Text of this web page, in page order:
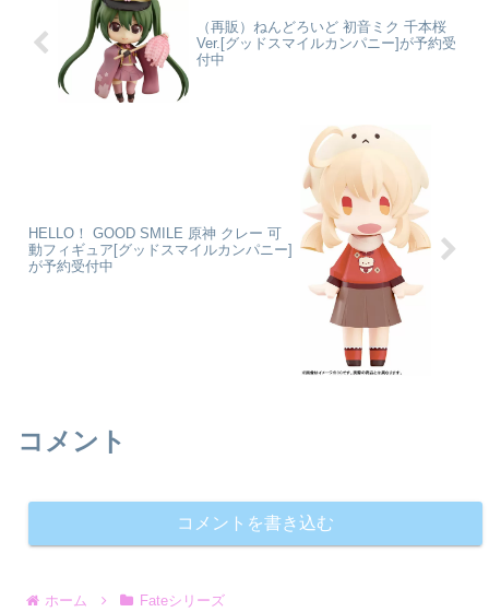
（再販）ねんどろいど 初音ミク 千本桜
Ver.[グッドスマイルカンパニー]が予約受
付中
HELLO！ GOOD SMILE 原神 クレー 可
動フィギュア[グッドスマイルカンパニー]
が予約受付中
コメント
コメントを書き込む
ホーム Fateシリーズ